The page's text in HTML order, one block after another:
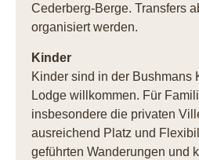
Cederberg-Berge. Transfers
organisiert werden.
Kinder
Kinder sind in der Bushmans
Lodge willkommen. Für
insbesondere die privaten
ausreichend Platz und
geführten Wanderungen und